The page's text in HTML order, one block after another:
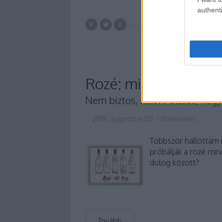
Rozé: minél
Nem biztos, illetve biztos,
2019. augusztus 05. Winelovers
Többször hallottam
próbálják a rozé
dolog között?